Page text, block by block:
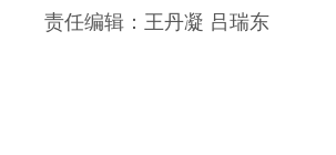
责任编辑：王丹凝 吕瑞东